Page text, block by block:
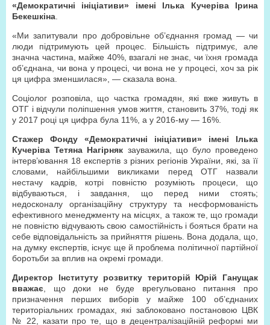
«Демократичні ініціативи» імені Ілька Кучеріва Ірина
Бекешкіна
«Ми запитували про добровільне об’єднання громад — чи
люди підтримують цей процес. Більшість підтримує, але
значна частина, майже 40%, взагалі не знає, чи їхня громада
об’єднана, чи вона у процесі, чи вона не у процесі, хоч за рік
ця цифра зменшилася», — сказала вона.
Соціолог розповіла, що частка громадян, які вже живуть в
ОТГ і відчули поліпшення умов життя, становить 37%, тоді як
у 2017 році ця цифра була 11%, а у 2016-му — 16%.
Стажер Фонду «Демократичні ініціативи» імені Ілька
Кучеріва Тетяна Нагірняк зауважила, що було проведено
інтерв’ювання 18 експертів з різних регіонів України, які, за її
словами, найбільшими викликами перед ОТГ назвали
нестачу кадрів, котрі повністю розуміють процеси, що
відбуваються, і завдання, що перед ними стоять;
недосконалу організаційну структуру та несформованість
ефективного менеджменту на місцях, а також те, що громади
не повністю відчувають свою самостійність і бояться брати на
себе відповідальність за прийняття рішень. Вона додала, що,
на думку експертів, існує ще й проблема політичної партійної
боротьби за вплив на окремі громади.
Директор Інституту розвитку територій Юрій Ганущак
вважає , що доки не буде врегульовано питання про
призначення перших виборів у майже 100 об’єднаних
територіальних громадах, які заблоковано постановою ЦВК
№ 22, казати про те, що в децентралізаційній реформі ми